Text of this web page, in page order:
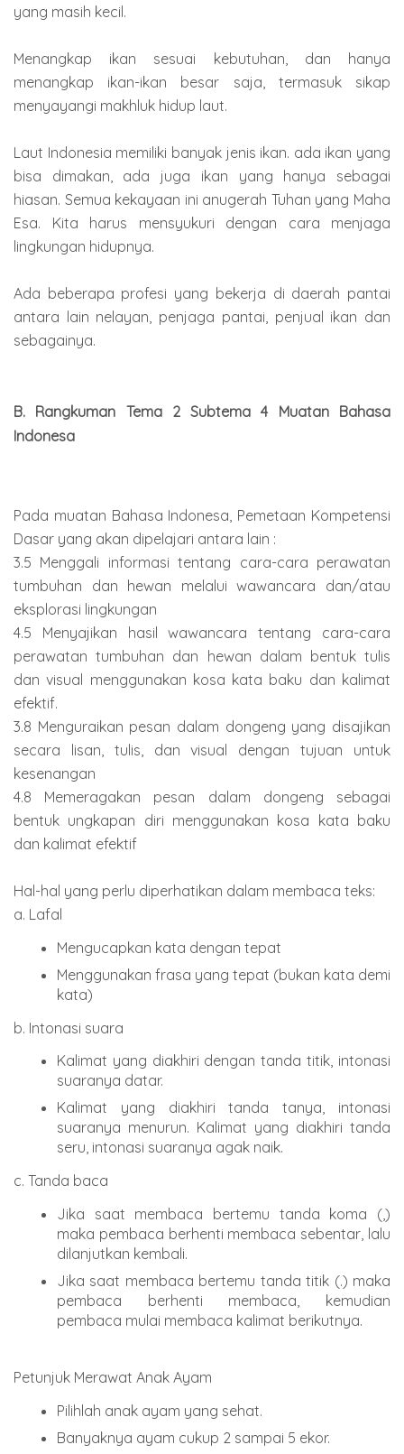
yang masih kecil.
Menangkap ikan sesuai kebutuhan, dan hanya
menangkap ikan-ikan besar saja, termasuk sikap
menyayangi makhluk hidup laut.
Laut Indonesia memiliki banyak jenis ikan. ada ikan yang
bisa dimakan, ada juga ikan yang hanya sebagai
hiasan. Semua kekayaan ini anugerah Tuhan yang Maha
Esa. Kita harus mensyukuri dengan cara menjaga
lingkungan hidupnya.
Ada beberapa profesi yang bekerja di daerah pantai
antara lain nelayan, penjaga pantai, penjual ikan dan
sebagainya.
B. Rangkuman Tema 2 Subtema 4 Muatan Bahasa
Indonesa
Pada muatan Bahasa Indonesa, Pemetaan Kompetensi
Dasar yang akan dipelajari antara lain :
3.5 Menggali informasi tentang cara-cara perawatan
tumbuhan dan hewan melalui wawancara dan/atau
eksplorasi lingkungan
4.5 Menyajikan hasil wawancara tentang cara-cara
perawatan tumbuhan dan hewan dalam bentuk tulis
dan visual menggunakan kosa kata baku dan kalimat
efektif.
3.8 Menguraikan pesan dalam dongeng yang disajikan
secara lisan, tulis, dan visual dengan tujuan untuk
kesenangan
4.8 Memeragakan pesan dalam dongeng sebagai
bentuk ungkapan diri menggunakan kosa kata baku
dan kalimat efektif
Hal-hal yang perlu diperhatikan dalam membaca teks:
a. Lafal
Mengucapkan kata dengan tepat
Menggunakan frasa yang tepat (bukan kata demi
kata)
b. Intonasi suara
Kalimat yang diakhiri dengan tanda titik, intonasi
suaranya datar.
Kalimat yang diakhiri tanda tanya, intonasi
suaranya menurun. Kalimat yang diakhiri tanda
seru, intonasi suaranya agak naik.
c. Tanda baca
Jika saat membaca bertemu tanda koma (,)
maka pembaca berhenti membaca sebentar, lalu
dilanjutkan kembali.
Jika saat membaca bertemu tanda titik (.) maka
pembaca berhenti membaca, kemudian
pembaca mulai membaca kalimat berikutnya.
Petunjuk Merawat Anak Ayam
Pilihlah anak ayam yang sehat.
Banyaknya ayam cukup 2 sampai 5 ekor.